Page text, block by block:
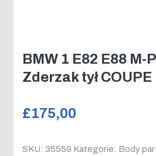
BMW 1 E82 E88 M-
Zderzak tył COUPE
£175,00
SKU: 35559 Kategorie: Body